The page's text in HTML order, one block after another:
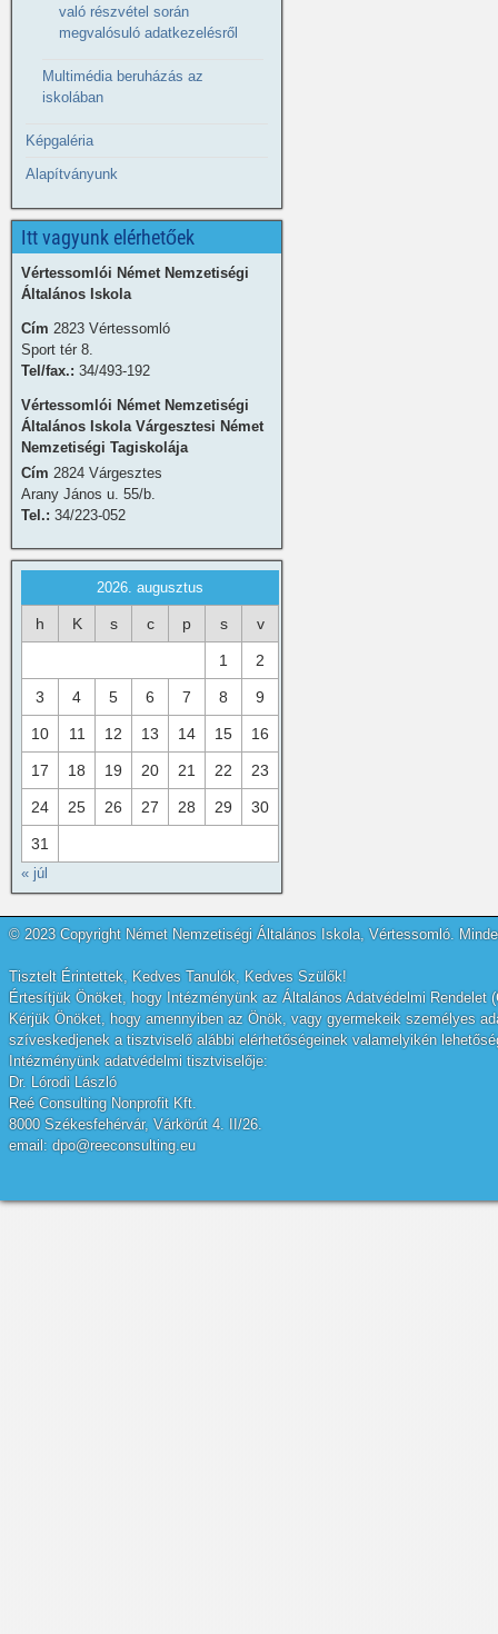
való részvétel során
megvalósuló adatkezelésről
Multimédia beruházás az
iskolában
Képgaléria
Alapítványunk
Itt vagyunk elérhetőek
Vértessomlói Német Nemzetiségi
Általános Iskola
Cím 2823 Vértessomló
Sport tér 8.
Tel/fax.: 34/493-192
Vértessomlói Német Nemzetiségi
Általános Iskola Várgesztesi Német
Nemzetiségi Tagiskolája
Cím 2824 Várgesztes
Arany János u. 55/b.
Tel.: 34/223-052
2026. augusztus
h K s c p s v
1 2
3 4 5 6 7 8 9
10 11 12 13 14 15 16
17 18 19 20 21 22 23
24 25 26 27 28 29 30
31
« júl
© 2023 Copyright Német Nemzetiségi Általános Iskola, Vértessomló.
Tisztelt Érintettek, Kedves Tanulók, Kedves Szülők!
Értesítjük Önöket, hogy Intézményünk az Általános Adatvédelmi
Kérjük Önöket, hogy amennyiben az Önök, vagy gyermekeik személyes
szíveskedjenek a tisztviselő alábbi elérhetőségeinek valamelyikén
Intézményünk adatvédelmi tisztviselője:
Dr. Lórodi László
Reé Consulting Nonprofit Kft.
8000 Székesfehérvár, Várkörút 4. II/26.
email: dpo@reeconsulting.eu